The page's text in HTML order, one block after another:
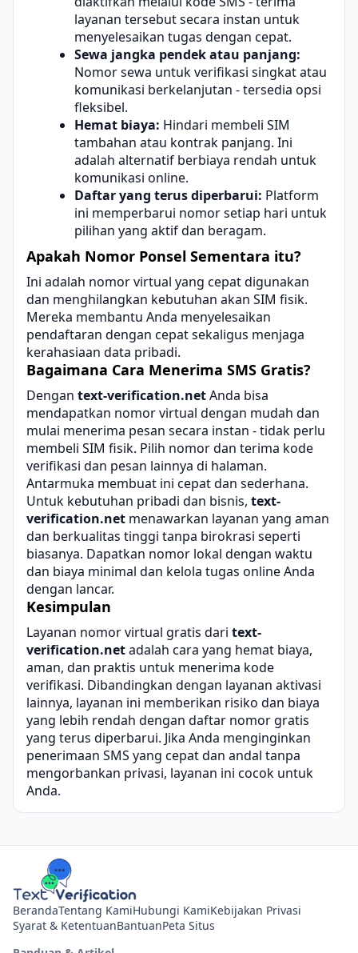
layanan tersebut secara instan untuk
menyelesaikan tugas dengan cepat.
Sewa jangka pendek atau panjang:
Nomor sewa untuk verifikasi singkat atau
komunikasi berkelanjutan - tersedia opsi
fleksibel.
Hemat biaya: Hindari membeli SIM
tambahan atau kontrak panjang. Ini
adalah alternatif berbiaya rendah untuk
komunikasi online.
Daftar yang terus diperbarui: Platform
ini memperbarui nomor setiap hari untuk
pilihan yang aktif dan beragam.
Apakah Nomor Ponsel Sementara itu?
Ini adalah nomor virtual yang cepat digunakan
dan menghilangkan kebutuhan akan SIM fisik.
Mereka membantu Anda menyelesaikan
pendaftaran dengan cepat sekaligus menjaga
kerahasiaan data pribadi.
Bagaimana Cara Menerima SMS Gratis?
Dengan text-verification.netAnda bisa
mendapatkan nomor virtual dengan mudah dan
mulai menerima pesan secara instan - tidak perlu
membeli SIM fisik. Pilih nomor dan terima kode
verifikasi dan pesan lainnya di halaman.
Antarmuka membuat ini cepat dan sederhana.
Untuk kebutuhan pribadi dan bisnis, text-
verification.net menawarkan layanan yang aman
dan berkualitas tinggi tanpa birokrasi seperti
biasanya. Dapatkan nomor lokal dengan waktu
dan biaya minimal dan kelola tugas online Anda
dengan lancar.
Kesimpulan
Layanan nomor virtual gratis dari text-
verification.netadalah cara yang hemat biaya,
aman, dan praktis untuk menerima kode
verifikasi. Dibandingkan dengan layanan aktivasi
lainnya, layanan ini memberikan risiko dan biaya
yang lebih rendah dengan daftar nomor gratis
yang terus diperbarui. Jika Anda menginginkan
penerimaan SMS yang cepat dan andal tanpa
mengorbankan privasi, layanan ini cocok untuk
Anda.
BerandaTentang KamiHubungi KamiKebijakan Privasi
Syarat & KetentuanBantuanPeta Situs